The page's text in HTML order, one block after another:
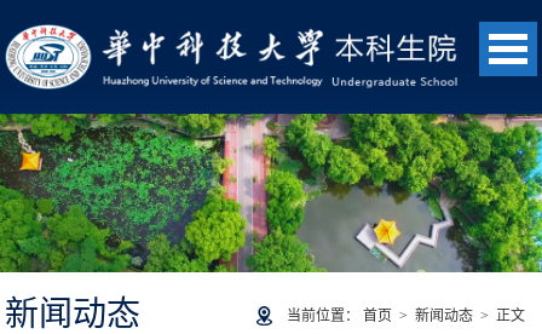
新闻动态 当前位置： 首页 > 新闻动态> 正文